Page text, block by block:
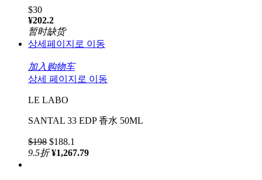
$30
¥202.2
暂时缺货
상세페이지로 이동
加入购物车
상세 페이지로 이동
LE LABO
SANTAL 33 EDP 香水 50ML
$198 $188.1
9.5折 ¥1,267.79